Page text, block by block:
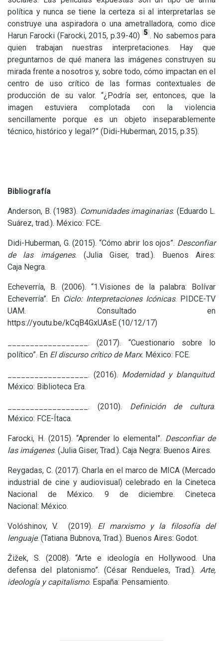
política y nunca se tiene la certeza si al interpretarlas se
construye una aspiradora o una ametralladora, como dice
Harun Farocki (Farocki, 2015, p.39-40) 5 . No sabemos para
quien trabajan nuestras interpretaciones. Hay que
preguntarnos de qué manera las imágenes construyen su
mirada frente a nosotros y, sobre todo, cómo impactan en el
centro de uso crítico de las formas contextuales de
producción de su valor. “¿Podría ser, entonces, que la
imagen estuviera complotada con la violencia
sencillamente porque es un objeto inseparablemente
técnico, histórico y legal?” (Didi-Huberman, 2015, p.35).
Bibliografía
Anderson, B. (1983). Comunidades imaginarias. (Eduardo L.
Suárez, trad.). México: FCE.
Didi-Huberman, G. (2015). “Cómo abrir los ojos”. Desconfiar
de las imágenes. (Julia Giser, trad.). Buenos Aires:
Caja Negra.
Echeverría, B. (2006). “1.Visiones de la palabra: Bolívar
Echeverría”. En Ciclo: Interpretaciones Icónicas. PIDCE-TV
UAM. Consultado en
https://youtu.be/kCqB4GxUAsE (10/12/17)
__________________. (2017). “Cuestionario sobre lo
político”. En El discurso crítico de Marx. México: FCE.
__________________. (2016). Modernidad y blanquitud.
México: Biblioteca Era.
__________________. (2010). Definición de cultura.
México: FCE-Ítaca.
Farocki, H. (2015). “Aprender lo elemental”. Desconfiar de
las imágenes. (Julia Giser, Trad.). Caja Negra: Buenos Aires.
Reygadas, C. (2017). Charla en el marco de MICA (Mercado
industrial de cine y audiovisual) celebrado en la Cineteca
Nacional de México. 9 de diciembre. Cineteca
Nacional: México.
Volóshinov, V. (2019). El marxismo y la filosofía del
lenguaje. (Tatiana Bubnova, Trad.). Buenos Aires: Godot.
Žižek, S. (2008). “Arte e ideología en Hollywood. Una
defensa del platonismo”. (César Rendueles, Trad.). Arte,
ideología y capitalismo. España: Pensamiento.